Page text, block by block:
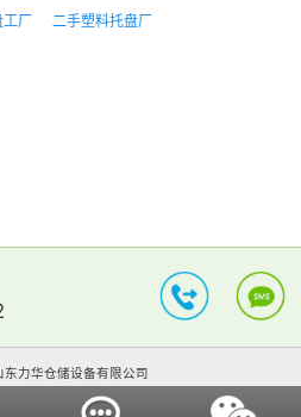
工厂 二手塑料托盘厂
力华仓储设备有限公司